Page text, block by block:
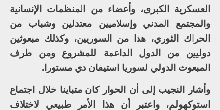
العسكرية الكبرى، وأعضاء من المنظمات الإنسانية
والمجتمع المدني وإسلاميين معتدلين وشباب من
الحراك الثوري، هذا من السوريين، وكذلك مبعوثين
دوليين من الدول الداعمة للمشروع ومن طرف
المبعوث الدولي لسوريا استيفان دي مستورا.
وأشار النجيب إلى أن الحوار كان متباينا خلال اجتماع
استوكهولم، واعتبر أن هذا الأمر طبيعي لاختلاف